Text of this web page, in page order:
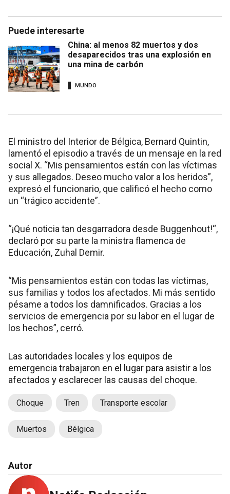
Puede interesarte
China: al menos 82 muertos y dos
desaparecidos tras una explosión en
una mina de carbón
MUNDO
El ministro del Interior de Bélgica, Bernard Quintin,
lamentó el episodio a través de un mensaje en la red
social X. “Mis pensamientos están con las víctimas
y sus allegados. Deseo mucho valor a los heridos”,
expresó el funcionario, que calificó el hecho como
un “trágico accidente”.
“¡Qué noticia tan desgarradora desde Buggenhout!“,
declaró por su parte la ministra flamenca de
Educación, Zuhal Demir.
“Mis pensamientos están con todas las víctimas,
sus familias y todos los afectados. Mi más sentido
pésame a todos los damnificados. Gracias a los
servicios de emergencia por su labor en el lugar de
los hechos”, cerró.
Las autoridades locales y los equipos de
emergencia trabajaron en el lugar para asistir a los
afectados y esclarecer las causas del choque.
Choque Tren Transporte escolar
Muertos Bélgica
Autor